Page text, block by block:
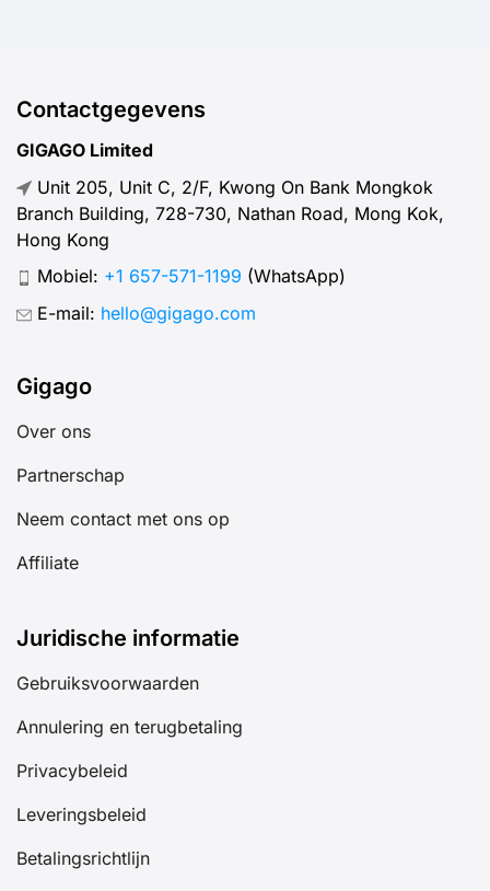
Contactgegevens
GIGAGO Limited
Unit 205, Unit C, 2/F, Kwong On Bank Mongkok
Branch Building, 728-730, Nathan Road, Mong Kok,
Hong Kong
Mobiel: +1 657-571-1199 (WhatsApp)
E-mail: hello@gigago.com
Gigago
Over ons
Partnerschap
Neem contact met ons op
Affiliate
Juridische informatie
Gebruiksvoorwaarden
Annulering en terugbetaling
Privacybeleid
Leveringsbeleid
Betalingsrichtlijn